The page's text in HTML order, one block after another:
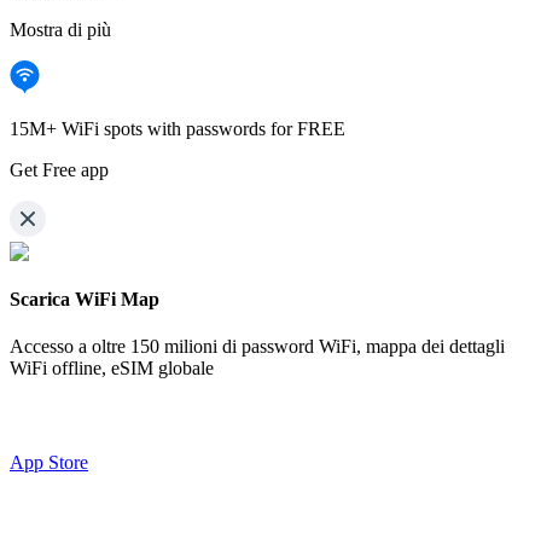
Mostra di più
15M+ WiFi spots with passwords for FREE
Get Free app
Scarica WiFi Map
Accesso a oltre 150 milioni di password WiFi, mappa dei dettagli
WiFi offline, eSIM globale
App Store